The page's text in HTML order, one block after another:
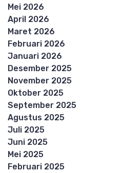
Mei 2026
April 2026
Maret 2026
Februari 2026
Januari 2026
Desember 2025
November 2025
Oktober 2025
September 2025
Agustus 2025
Juli 2025
Juni 2025
Mei 2025
Februari 2025